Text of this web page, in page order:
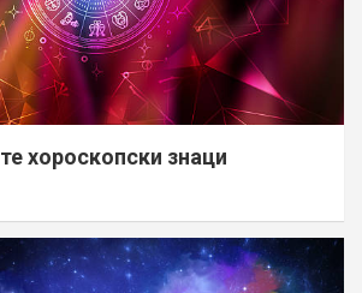
хороскопски знаци